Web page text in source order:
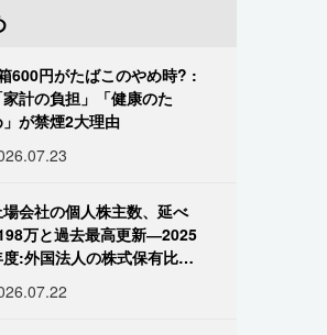
العربية
Русский
600円がたばこのやめ時? :
家計の負担」「健康のた
が禁煙2大理由
会社の個人株主数、延べ
万と過去最高更新―2025
:外国法人の株式保有比率